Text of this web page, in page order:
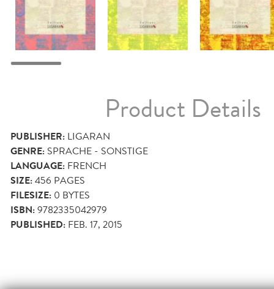
Product Details
PUBLISHER: LIGARAN
GENRE: SPRACHE - SONSTIGE
LANGUAGE: FRENCH
SIZE:456 PAGES
FILESIZE: 0 BYTES
ISBN:9782335042979
PUBLISHED: FEB. 17, 2015